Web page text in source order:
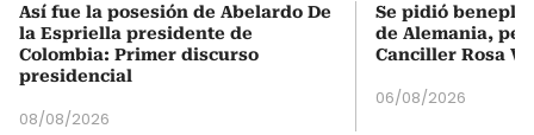
Así fue la posesión de Abelardo De
la Espriella presidente de
Colombia: Primer discurso
presidencial
08/08/2026
Se pidió
de Alemania,
Canciller Rosa
06/08/2026